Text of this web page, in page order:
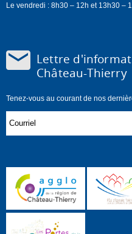
Le vendredi : 8h30 – 12h et 13h30 –
Lettre
Château-Thierry
Tenez-vous au courant de nos